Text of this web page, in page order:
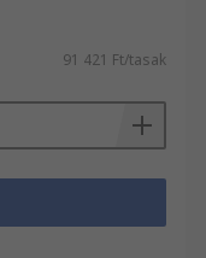
91 421 Ft/tasak